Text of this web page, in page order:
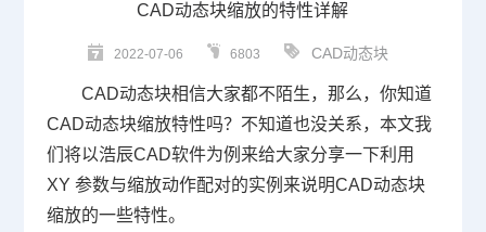
CAD动态块缩放的特性详解
2022-07-06 6803 CAD动态块
CAD动态块相信大家都不陌生，那么，你知道
CAD动态块缩放特性吗？不知道也没关系，本文我
们将以浩辰CAD软件为例来给大家分享一下利用
XY 参数与缩放动作配对的实例来说明CAD动态块
缩放的一些特性。